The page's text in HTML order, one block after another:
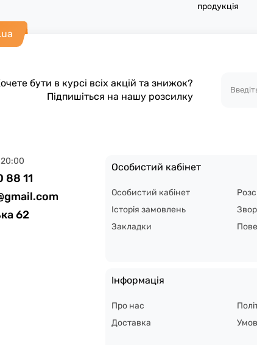
продукція
бути в курсі всіх акцій та знижок?
Підпишіться на нашу розсилку
88 11
62
Особистий кабінет
Особистий кабінет
Історія замовлень
Закладки
Інформація
Про нас
Доставка